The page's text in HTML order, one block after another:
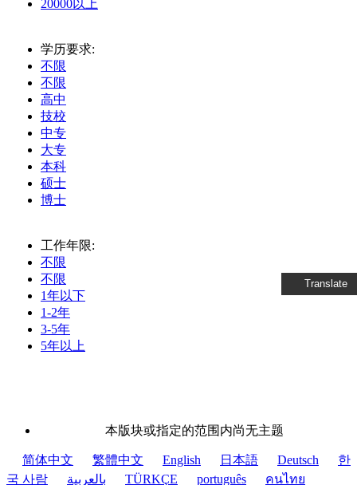
20000以上
学历要求:
不限
不限
高中
技校
中专
大专
本科
硕士
博士
工作年限:
不限
不限
1年以下
1-2年
3-5年
5年以上
本版块或指定的范围内尚无主题
Translate
简体中文 繁體中文 English 日本語 Deutsch
한
국 사람
بالعربية TÜRKÇE português คนไทย